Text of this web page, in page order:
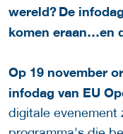
wereld? De
komen eraan…en
Op 19 november
infodag van EU
digitale evenement